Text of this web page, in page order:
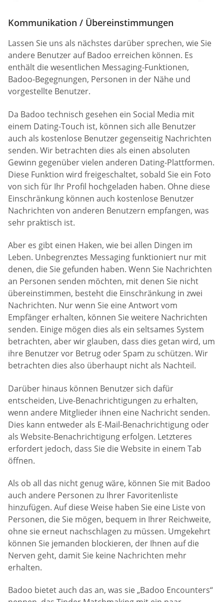
Kommunikation / Übereinstimmungen
Lassen Sie uns als nächstes darüber sprechen, wie Sie
andere Benutzer auf Badoo erreichen können. Es
enthält die wesentlichen Messaging-Funktionen,
Badoo-Begegnungen, Personen in der Nähe und
vorgestellte Benutzer.
Da Badoo technisch gesehen ein Social Media mit
einem Dating-Touch ist, können sich alle Benutzer
auch als kostenlose Benutzer gegenseitig Nachrichten
senden. Wir betrachten dies als einen absoluten
Gewinn gegenüber vielen anderen Dating-Plattformen.
Diese Funktion wird freigeschaltet, sobald Sie ein Foto
von sich für Ihr Profil hochgeladen haben. Ohne diese
Einschränkung können auch kostenlose Benutzer
Nachrichten von anderen Benutzern empfangen, was
sehr praktisch ist.
Aber es gibt einen Haken, wie bei allen Dingen im
Leben. Unbegrenztes Messaging funktioniert nur mit
denen, die Sie gefunden haben. Wenn Sie Nachrichten
an Personen senden möchten, mit denen Sie nicht
übereinstimmen, besteht die Einschränkung in zwei
Nachrichten. Nur wenn Sie eine Antwort vom
Empfänger erhalten, können Sie weitere Nachrichten
senden. Einige mögen dies als ein seltsames System
betrachten, aber wir glauben, dass dies getan wird, um
ihre Benutzer vor Betrug oder Spam zu schützen. Wir
betrachten dies also überhaupt nicht als Nachteil.
Darüber hinaus können Benutzer sich dafür
entscheiden, Live-Benachrichtigungen zu erhalten,
wenn andere Mitglieder ihnen eine Nachricht senden.
Dies kann entweder als E-Mail-Benachrichtigung oder
als Website-Benachrichtigung erfolgen. Letzteres
erfordert jedoch, dass Sie die Website in einem Tab
öffnen.
Als ob all das nicht genug wäre, können Sie mit Badoo
auch andere Personen zu Ihrer Favoritenliste
hinzufügen. Auf diese Weise haben Sie eine Liste von
Personen, die Sie mögen, bequem in Ihrer Reichweite,
ohne sie erneut nachschlagen zu müssen. Umgekehrt
können Sie jemanden blockieren, der Ihnen auf die
Nerven geht, damit Sie keine Nachrichten mehr
erhalten.
Badoo bietet auch das an, was sie „Badoo Encounters“